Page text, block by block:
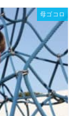
母ゴコロ